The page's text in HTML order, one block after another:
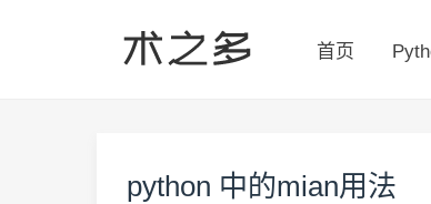
首页
python 中的mian用法